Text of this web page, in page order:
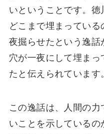
いということです。
どこまで埋まってい
夜掘らせたという逸話
穴が一夜にして埋ま
たと伝えられています
この逸話は、人間の
いことを示している